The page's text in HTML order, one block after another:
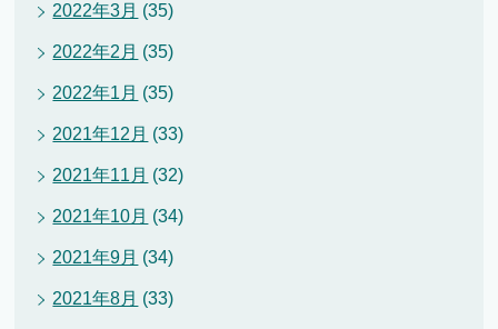
2022年3月 (35)
2022年2月 (35)
2022年1月 (35)
2021年12月 (33)
2021年11月 (32)
2021年10月 (34)
2021年9月 (34)
2021年8月 (33)